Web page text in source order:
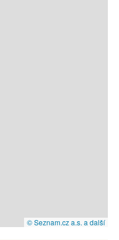
© Seznam.cz a.s. a další